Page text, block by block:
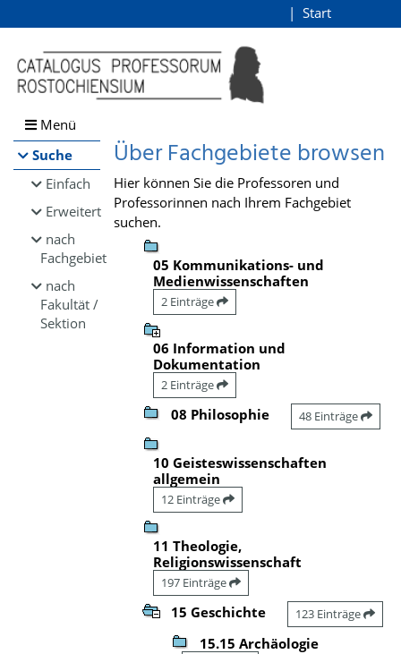
Browsen
direkt zum Inhalt
Start
Menü
Suche
Einfach
Erweitert
nach
Fachgebiet
nach
Fakultät /
Sektion
Über Fachgebiete browsen
Hier können Sie die Professoren und
Professorinnen nach Ihrem Fachgebiet
suchen.
05 Kommunikations- und
Medienwissenschaften
2 Einträge
06 Information und
Dokumentation
2 Einträge
08 Philosophie 48 Einträge
10 Geisteswissenschaften
allgemein
12 Einträge
11 Theologie,
Religionswissenschaft
197 Einträge
15 Geschichte 123 Einträge
15.15 Archäologie